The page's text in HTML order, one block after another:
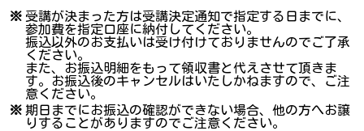
※ 受講が決まった方は受講決定通知で指定する日までに、
参加費を指定口座に納付してください。
振込以外のお支払いは受け付けておりませんのでご了承
ください。
また、お振込明細をもって領収書と代えさせて頂きま
す。お振込後のキャンセルはいたしかねますので、ご注
意ください。
※ 期日までにお振込の確認ができない場合、他の方へお譲
りすることがありますのでご注意ください。